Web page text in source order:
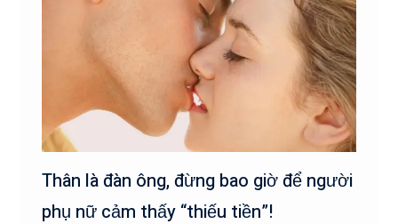
Thân là đàn ông, đừng bao giờ để người
phụ nữ cảm thấy “thiếu tiền”!